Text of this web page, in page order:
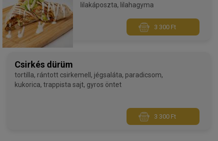
lilakáposzta, lilahagyma
3 300 Ft
Csirkés dürüm
tortilla, rántott csirkemell, jégsaláta, paradicsom,
kukorica, trappista sajt, gyros öntet
3 300 Ft